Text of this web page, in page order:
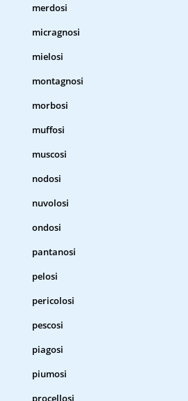
merdosi
micragnosi
mielosi
montagnosi
morbosi
muffosi
muscosi
nodosi
nuvolosi
ondosi
pantanosi
pelosi
pericolosi
pescosi
piagosi
piumosi
procellosi